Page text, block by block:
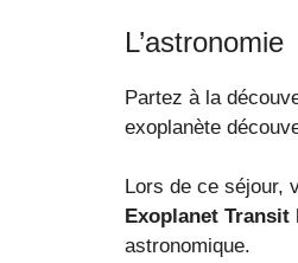
L’astronomie
Partez à la
exoplanète
Lors de ce séjour,
Exoplanet Transit
astronomique.